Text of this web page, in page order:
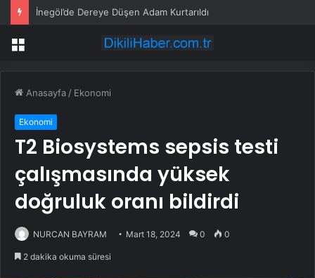
İnegöl’de Dereye Düşen Adam Kurtarıldı
Menü
Anasayfa / Ekonomi
Ekonomi
T2 Biosystems sepsis testi
çalışmasında yüksek
doğruluk oranı bildirdi
NURCAN BAYRAM Mart 18, 2024 0 0
2 dakika okuma süresi